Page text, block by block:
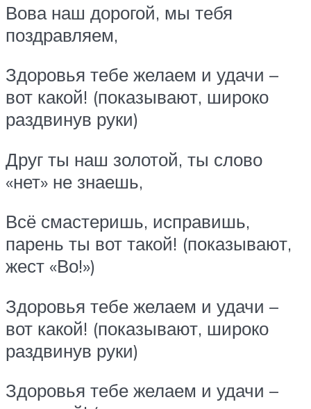
Вова наш дорогой, мы тебя
поздравляем,
Здоровья тебе желаем и удачи –
вот какой! (показывают, широко
раздвинув руки)
Друг ты наш золотой, ты слово
«нет» не знаешь,
Всё смастеришь, исправишь,
парень ты вот такой! (показывают,
жест «Во!»)
Здоровья тебе желаем и удачи –
вот какой! (показывают, широко
раздвинув руки)
Здоровья тебе желаем и удачи –